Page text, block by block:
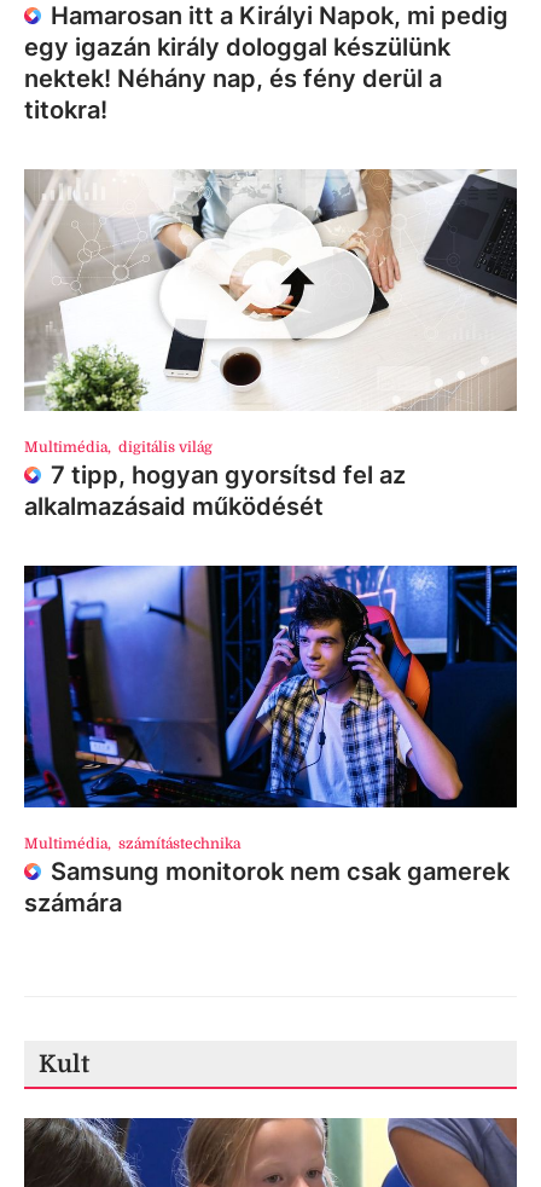
Hamarosan itt a Királyi Napok, mi pedig
egy igazán király dologgal készülünk
nektek! Néhány nap, és fény derül a
titokra!
Multimédia, digitális világ
7 tipp, hogyan gyorsítsd fel az
alkalmazásaid működését
Multimédia, számítástechnika
Samsung monitorok nem csak gamerek
számára
Kult